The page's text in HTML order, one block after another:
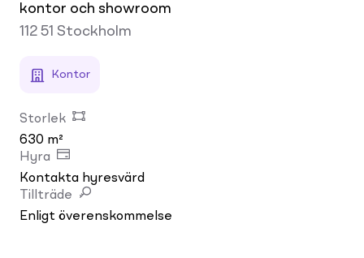
kontor och showroom
112 51 Stockholm
Kontor
Storlek
630 m²
Hyra
Kontakta hyresvärd
Tillträde
Enligt överenskommelse